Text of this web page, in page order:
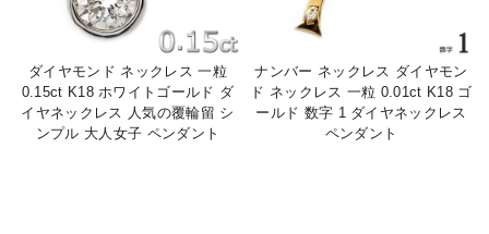
ダイヤモンド ネックレス 一粒
0.15ct K18 ホワイトゴールド ダ
イヤネックレス 人気の覆輪留 シ
ンプル 大人女子 ペンダント
ナンバー ネックレス ダイヤモン
ド ネックレス 一粒 0.01ct K18 ゴ
ールド 数字 1 ダイヤネックレス
ペンダント